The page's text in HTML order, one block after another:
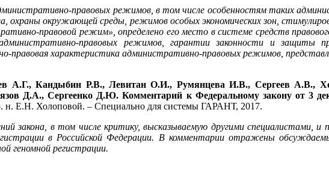
правовых режимов, в том числе особенностям таких
охраны окружающей среды, режимов особых экономических зон,
правовой режим», определено его место в системе средств
правовых режимов, гарантии законности и защиты
характеристика административно-правовых режимов,
А.Г., Кандыбин Р.В., Левитан О.И., Румянцева И.В., Сергеев А.В.,
Д.А., Сергеенко Д.Ю. Комментарий к Федеральному закону от 3
н. Е.Н. Холоповой. – Специально для системы ГАРАНТ, 2017.
закона, в том числе критику, высказываемую другими специалистами, и
в Российской Федерации. В комментарии отражены
геномной регистрации.